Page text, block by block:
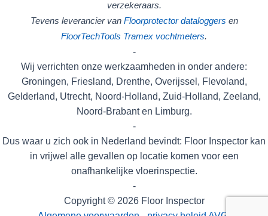
verzekeraars.
Tevens leverancier van Floorprotector dataloggers en
FloorTechTools Tramex vochtmeters.
-
Wij verrichten onze werkzaamheden in onder andere:
Groningen, Friesland, Drenthe, Overijssel, Flevoland,
Gelderland, Utrecht, Noord-Holland, Zuid-Holland, Zeeland,
Noord-Brabant en Limburg.
-
Dus waar u zich ook in Nederland bevindt: Floor Inspector kan
in vrijwel alle gevallen op locatie komen voor een
onafhankelijke vloerinspectie.
-
Copyright © 2026 Floor Inspector